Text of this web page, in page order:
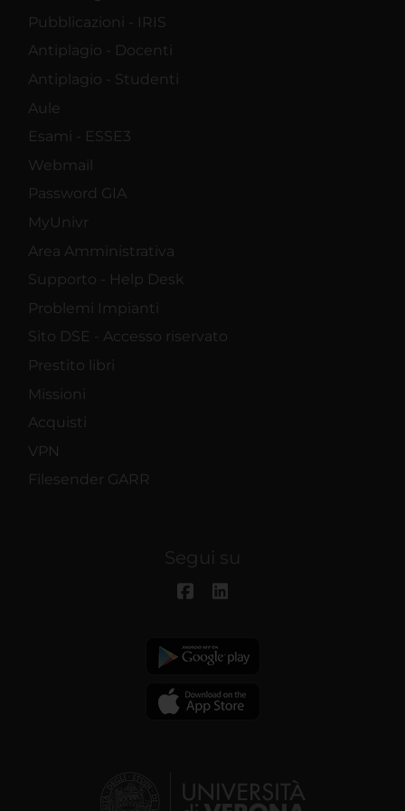
Pubblicazioni - IRIS
Antiplagio - Docenti
Antiplagio - Studenti
Aule
Esami - ESSE3
Webmail
Password GIA
MyUnivr
Area Amministrativa
Supporto - Help Desk
Problemi Impianti
Sito DSE - Accesso riservato
Prestito libri
Missioni
Acquisti
VPN
Filesender GARR
Segui su